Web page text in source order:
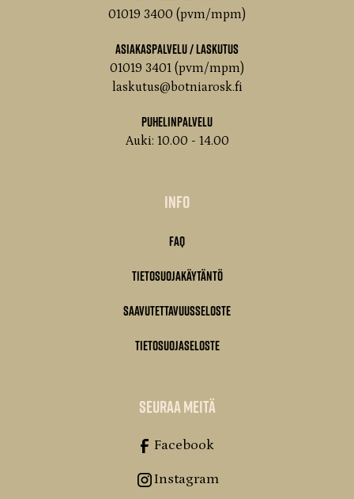
01019 3400 (pvm/mpm)
Asiakaspalvelu / Laskutus
01019 3401 (pvm/mpm)
laskutus@botniarosk.fi
Puhelinpalvelu
Auki: 10.00 - 14.00
Info
FAQ
Tietosuojakäytäntö
Saavutettavuusseloste
Tietosuojaseloste
seuraa meitä
Facebook
Instagram